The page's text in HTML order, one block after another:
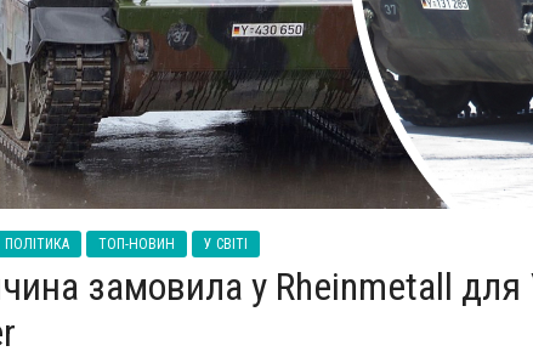
ПОЛІТИКА ТОП-НОВИН У СВІТІ
замовила у Rheinmetall